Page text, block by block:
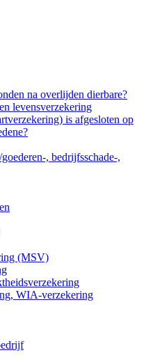
na overlijden dierbare?
levensverzekering
is afgesloten op
, bedrijfsschade-,
(MSV)
WIA-verzekering